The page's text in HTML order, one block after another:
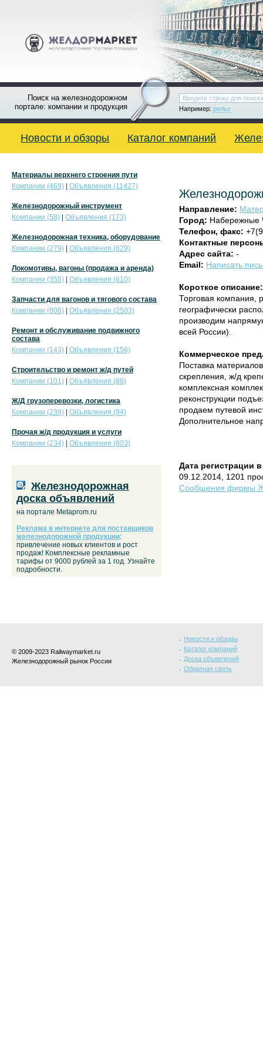
Поиск на железнодорожном
портале: компании и продукция
Например: рельс
Новости и обзоры Каталог компаний
Направление:
Город:
Телефон, факс:
Контактные
Адрес сайта: -
Email: Написать
Короткое описание:
Торговая компания,
географически
производим
всей России).
Коммерческое
Поставка
скрепления, ж/д
комплексная
реконструкции
продаем путевой
Дополнительное
Дата регистрации в
09.12.2014, 1201
Сообщения фирмы
Материалы верхнего строения пути
Компании (469)
Объявления (11427)
Железнодорожный инструмент
Компании (58)
Объявления (173)
Железнодорожная техника, оборудование
Компании (279)
Объявления (629)
Локомотивы, вагоны (продажа и аренда)
Компании (355)
Объявления (610)
Запчасти для вагонов и тягового состава
Компании (806)
Объявления (2503)
Ремонт и обслуживание подвижного
состава
Компании (143)
Объявления (156)
Строительство и ремонт ж/д путей
Компании (101)
Объявления (88)
Ж/Д грузоперевозки, логистика
Компании (239)
Объявления (94)
Прочая ж/д продукция и услуги
Компании (234)
Объявления (603)
Железнодорожная
доска объявлений
на портале Metaprom.ru
Реклама в интернете для поставщиков
железнодорожной продукции:
привлечение новых клиентов и рост
продаж! Комплексные рекламные
тарифы от 9000 рублей за 1 год. Узнайте
подробности.
© 2009-2023 Railwaymarket.ru
Железнодорожный рынок России
Новости и обзоры
Каталог компаний
Доска объявлений
Обратная связь